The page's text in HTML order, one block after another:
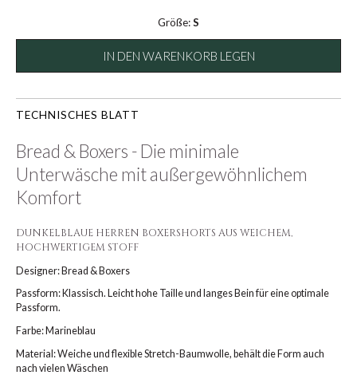
Größe:S
IN DEN WARENKORB LEGEN
TECHNISCHES BLATT
Bread & Boxers - Die minimale
Unterwäsche mit außergewöhnlichem
Komfort
DUNKELBLAUE HERREN BOXERSHORTS AUS WEICHEM,
HOCHWERTIGEM STOFF
Designer: Bread & Boxers
Passform: Klassisch. Leicht hohe Taille und langes Bein für eine optimale
Passform.
Farbe: Marineblau
Material: Weiche und flexible Stretch-Baumwolle, behält die Form auch
nach vielen Wäschen